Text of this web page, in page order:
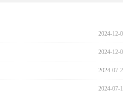
2024-12-
2024-12-
2024-07-
2024-07-